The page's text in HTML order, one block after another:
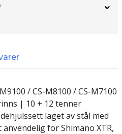
/ CS-M8100 / CS-M7100
| 10 + 12 tenner
laget av stål med
for Shimano XTR,